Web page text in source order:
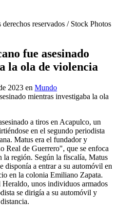
reservados / Stock Photos
fue asesinado
la ola de violencia
2023 en Mundo
a tiros en Acapulco, un
en el segundo periodista
Matus era el fundador y
Real de Guerrero", que se enfoca
la región. Según la fiscalía, Matus
disponía a entrar a su automóvil en
en la colonia Emiliano Zapata.
unos individuos armados
se dirigía a su automóvil y